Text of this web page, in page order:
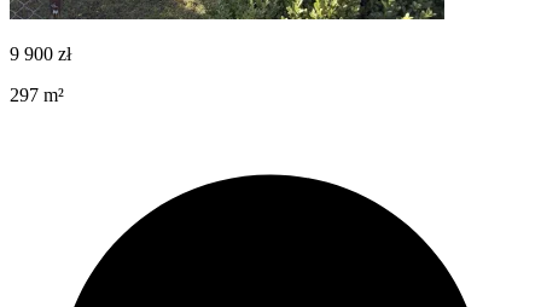
9 900 zł
297 m²